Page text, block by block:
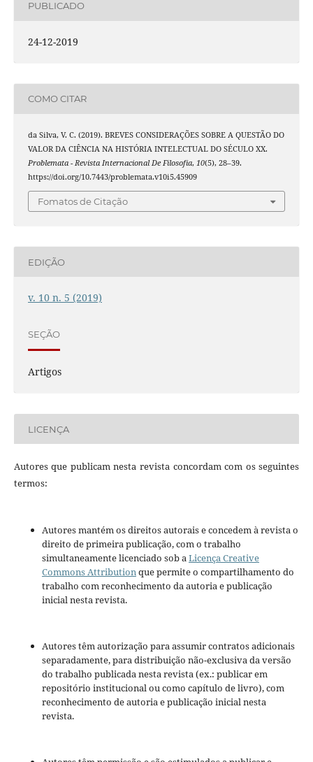
PUBLICADO
24-12-2019
COMO CITAR
da Silva, V. C. (2019). BREVES CONSIDERAÇÕES SOBRE A QUESTÃO DO
VALOR DA CIÊNCIA NA HISTÓRIA INTELECTUAL DO SÉCULO XX.
Problemata - Revista Internacional De Filosofia, 10(5), 28–39.
https://doi.org/10.7443/problemata.v10i5.45909
Fomatos de Citação
EDIÇÃO
v. 10 n. 5 (2019)
SEÇÃO
Artigos
LICENÇA
Autores que publicam nesta revista concordam com os seguintes
termos:
Autores mantém os direitos autorais e concedem à revista o
direito de primeira publicação, com o trabalho
simultaneamente licenciado sob a Licença Creative
Commons Attribution que permite o compartilhamento do
trabalho com reconhecimento da autoria e publicação
inicial nesta revista.
Autores têm autorização para assumir contratos adicionais
separadamente, para distribuição não-exclusiva da versão
do trabalho publicada nesta revista (ex.: publicar em
repositório institucional ou como capítulo de livro), com
reconhecimento de autoria e publicação inicial nesta
revista.